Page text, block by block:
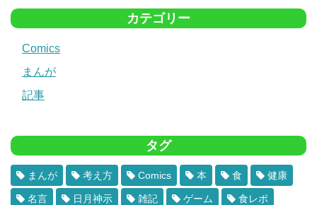
カテゴリー
Comics
まんが
記事
タグ
まんが 考え方 Comics 本 食 健康
名言 日月神示 雑記 ゲーム 食レポ